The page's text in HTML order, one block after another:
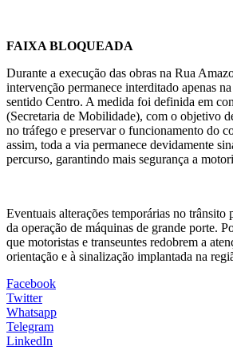
FAIXA BLOQUEADA
Durante a execução das obras na Rua
intervenção permanece interditado apenas
sentido Centro. A medida foi definida em
(Secretaria de Mobilidade), com o objetivo
no tráfego e preservar o funcionamento do
assim, toda a via permanece devidamente
percurso, garantindo mais segurança a
Eventuais alterações temporárias no trânsito
da operação de máquinas de grande porte.
que motoristas e transeuntes redobrem a
orientação e à sinalização implantada na
Facebook
Twitter
Whatsapp
Telegram
LinkedIn